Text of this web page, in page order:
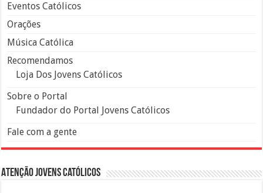
Eventos Católicos
Orações
Música Católica
Recomendamos
Loja Dos Jovens Católicos
Sobre o Portal
Fundador do Portal Jovens Católicos
Fale com a gente
Atenção Jovens Católicos